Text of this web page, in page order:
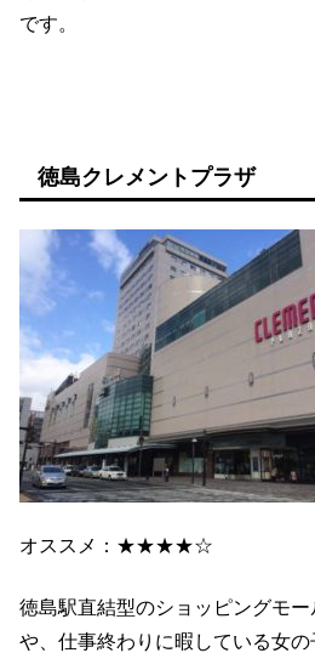
です。
徳島クレメントプラザ
オススメ：★★★★☆
徳島駅直結型のショッピングモ
や、仕事終わりに暇している女